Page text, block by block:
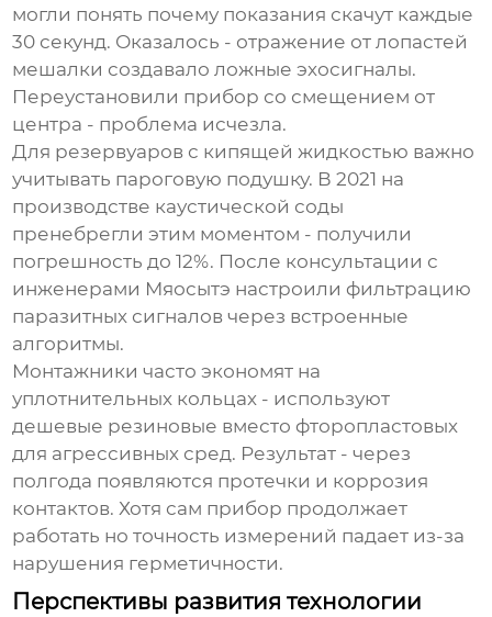
могли понять почему показания скачут каждые
30 секунд. Оказалось - отражение от лопастей
мешалки создавало ложные эхосигналы.
Переустановили прибор со смещением от
центра - проблема исчезла.
Для резервуаров с кипящей жидкостью важно
учитывать пароговую подушку. В 2021 на
производстве каустической соды
пренебрегли этим моментом - получили
погрешность до 12%. После консультации с
инженерами Мяосытэ настроили фильтрацию
паразитных сигналов через встроенные
алгоритмы.
Монтажники часто экономят на
уплотнительных кольцах - используют
дешевые резиновые вместо фторопластовых
для агрессивных сред. Результат - через
полгода появляются протечки и коррозия
контактов. Хотя сам прибор продолжает
работать но точность измерений падает из-за
нарушения герметичности.
Перспективы развития технологии